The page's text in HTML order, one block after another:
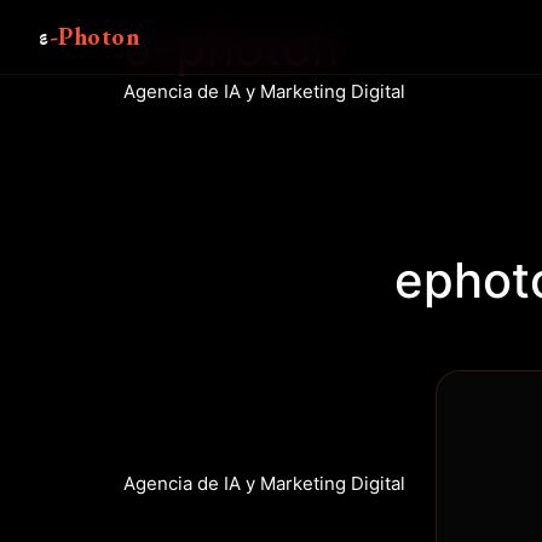
e-photon
Agencia de IA y Marketing Digital
ε-Photon
Agencia de IA y Marketing Digital